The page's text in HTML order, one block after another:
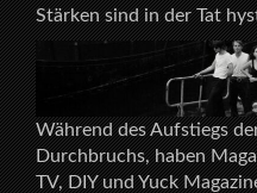
Stärken sind in der Tat
Während des Aufstiegs
Durchbruchs, haben
TV, DIY und Yuck